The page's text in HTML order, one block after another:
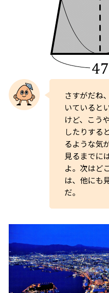
さすがだね、
いていると
けど、こう
したりする
るような気
見るまでに
よ。次はど
は、他にも
だ。